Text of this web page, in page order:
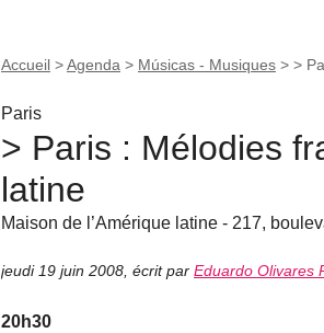
Accueil >Agenda > Músicas - Musiques > >
Paris
> Paris : Mélodies
latine
Maison de l’Amérique latine - 217,
jeudi 19 juin 2008 écrit par Eduardo Olivares
20h30